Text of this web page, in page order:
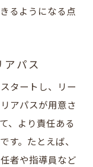
るようになる点
アパス
タートし、リー
アパスが用意さ
、より責任ある
す。たとえば、
者や指導員など